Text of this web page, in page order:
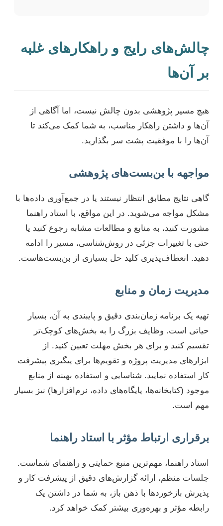
چالش‌های رایج و راهکارهای غلبه
بر آن‌ها
هیچ مسیر پژوهشی بدون چالش نیست، اما آگاهی از
آن‌ها و داشتن راهکار مناسب، به شما کمک می‌کند تا
آن‌ها را با موفقیت پشت سر بگذارید.
مواجهه با بن‌بست‌های پژوهشی
گاهی نتایج مطابق انتظار نیستند یا در جمع‌آوری داده‌ها با
مشکل مواجه می‌شوید. در این مواقع، با استاد راهنما
مشورت کنید، به منابع و مطالعات مشابه رجوع کنید یا
حتی با تغییرات جزئی در روش‌شناسی، مسیر را ادامه
دهید. انعطاف‌پذیری کلید حل بسیاری از بن‌بست‌هاست.
مدیریت زمان و منابع
تهیه یک برنامه زمان‌بندی دقیق و پایبندی به آن، بسیار
حیاتی است. وظایف بزرگ را به بخش‌های کوچک‌تر
تقسیم کنید و برای هر بخش مهلت تعیین کنید. از
ابزارهای مدیریت پروژه و تقویم‌ها برای پیگیری پیشرفت
کار استفاده نمایید. شناسایی و استفاده بهینه از منابع
موجود (کتابخانه‌ها، پایگاه‌های داده، نرم‌افزارها) نیز بسیار
مهم است.
برقراری ارتباط مؤثر با استاد راهنما
استاد راهنما، مهم‌ترین منبع حمایتی و راهنمای شماست.
جلسات منظم، ارائه گزارش‌های دقیق از پیشرفت کار و
پذیرش بازخوردها با ذهن باز، به شما در داشتن یک
رابطه مؤثر و بهره‌وری بیشتر کمک خواهد کرد.